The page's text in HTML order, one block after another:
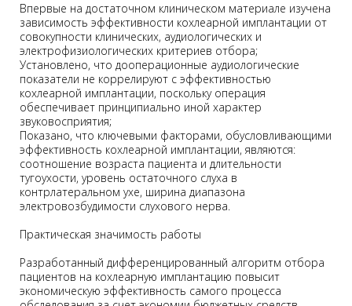
Впервые на достаточном клиническом материале изучена
зависимость эффективности кохлеарной имплантации от
совокупности клинических, аудиологических и
электрофизиологических критериев отбора;
Установлено, что дооперационные аудиологические
показатели не коррелируют с эффективностью
кохлеарной имплантации, поскольку операция
обеспечивает принципиально иной характер
звуковосприятия;
Показано, что ключевыми факторами, обусловливающими
эффективность кохлеарной имплантации, являются:
соотношение возраста пациента и длительности
тугоухости, уровень остаточного слуха в
контрлатеральном ухе, ширина диапазона
электровозбудимости слухового нерва.
Практическая значимость работы
Разработанный дифференцированный алгоритм отбора
пациентов на кохлеарную имплантацию повысит
экономическую эффективность самого процесса